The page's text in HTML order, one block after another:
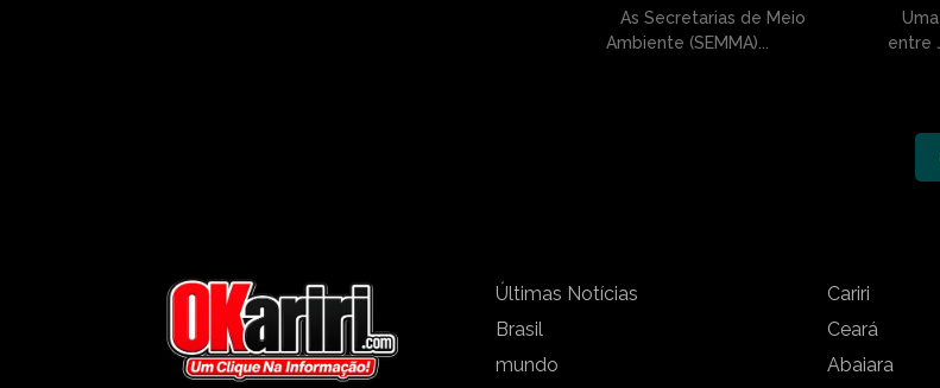
As Secretarias de Meio
Ambiente (SEMMA)...
Uma
entre
Últimas Notícias
Brasil
mundo
Cariri
Ceará
Abaiara